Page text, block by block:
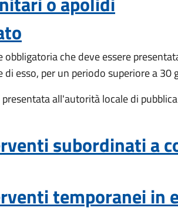
che deve essere
esso, per un periodo superiore a 30
all'autorità locale di
subordinati a
temporanei in